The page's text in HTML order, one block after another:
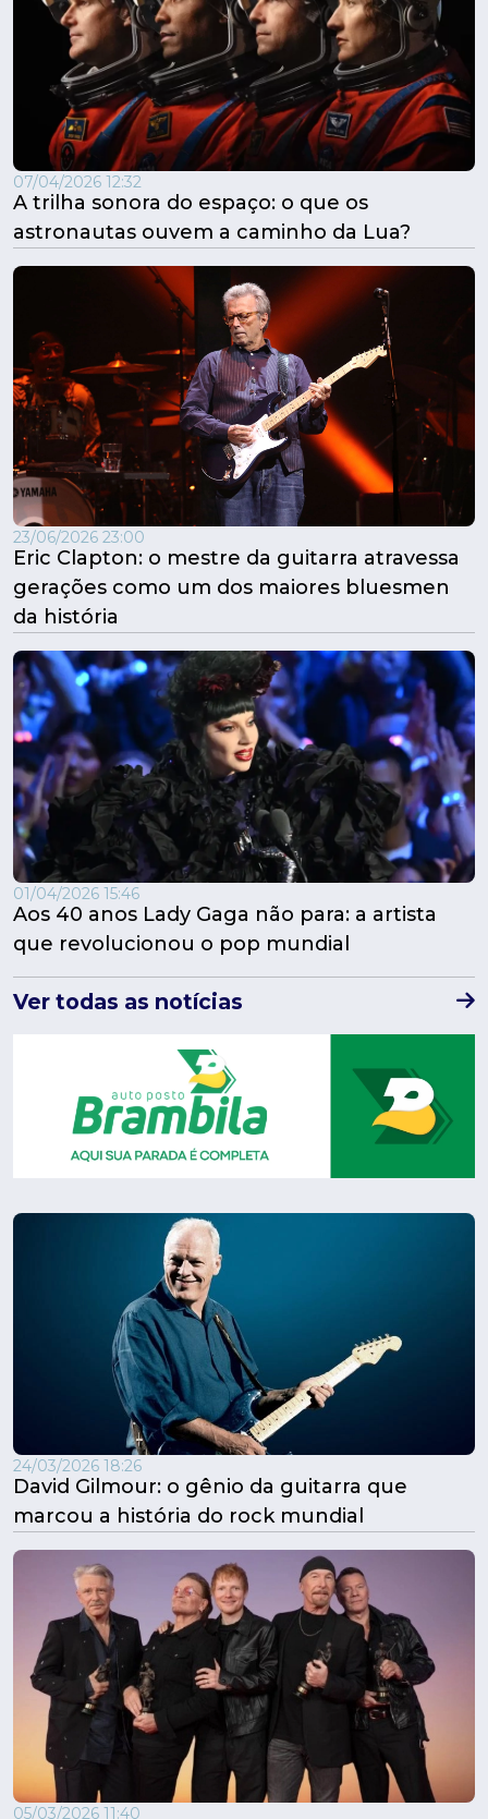
07/04/2026 12:32
A trilha sonora do espaço: o que os
astronautas ouvem a caminho da Lua?
23/06/2026 23:00
Eric Clapton: o mestre da guitarra atravessa
gerações como um dos maiores bluesmen
da história
01/04/2026 15:46
Aos 40 anos Lady Gaga não para: a artista
que revolucionou o pop mundial
Ver todas as notícias
24/03/2026 18:26
David Gilmour: o gênio da guitarra que
marcou a história do rock mundial
05/03/2026 11:40